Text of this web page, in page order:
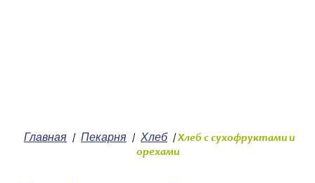
Главная / Пекарня / Хлеб /Хлеб с сухофруктами и
орехами